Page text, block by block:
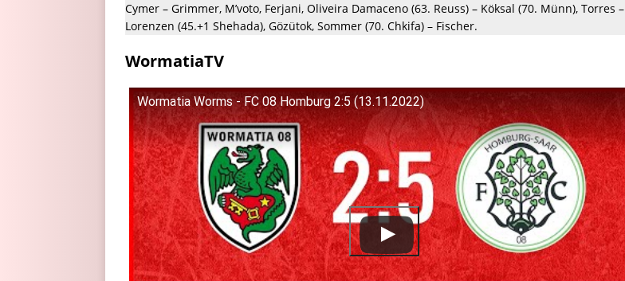
Cymer – Grimmer, M’voto, Ferjani, Oliveira Damaceno (63. Reuss) – Köksal (70. Münn), Torres –
Lorenzen (45.+1 Shehada), Gözütok, Sommer (70. Chkifa) – Fischer.
WormatiaTV
Wormatia Worms - FC 08 Homburg 2:5 (13.11.2022)